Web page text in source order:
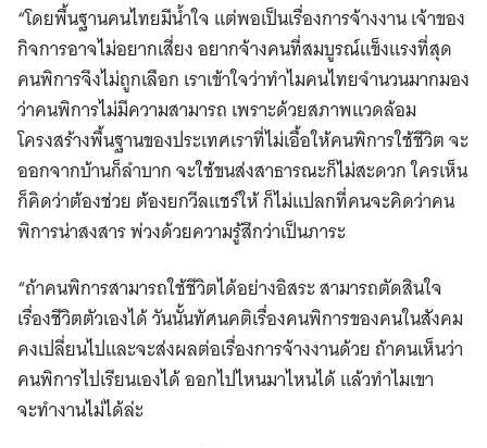
“โดยพื้นฐานคนไทยมีน้ำใจ แต่พอเป็นเรื่องการจ้างงาน เจ้าของ
กิจการอาจไม่อยากเสี่ยง อยากจ้างคนที่สมบูรณ์แข็งแรงที่สุด
คนพิการจึงไม่ถูกเลือก เราเข้าใจว่าทำไมคนไทยจำนวนมากมอง
ว่าคนพิการไม่มีความสามารถ เพราะด้วยสภาพแวดล้อม
โครงสร้างพื้นฐานของประเทศเราที่ไม่เอื้อให้คนพิการใช้ชีวิต จะ
ออกจากบ้านก็ลำบาก จะใช้ขนส่งสาธารณะก็ไม่สะดวก ใครเห็น
ก็คิดว่าต้องช่วย ต้องยกวีลแชร์ให้ ก็ไม่แปลกที่คนจะคิดว่าคน
พิการน่าสงสาร พ่วงด้วยความรู้สึกว่าเป็นภาระ
“ถ้าคนพิการสามารถใช้ชีวิตได้อย่างอิสระ สามารถตัดสินใจ
เรื่องชีวิตตัวเองได้ วันนั้นทัศนคติเรื่องคนพิการของคนในสังคม
คงเปลี่ยนไปและจะส่งผลต่อเรื่องการจ้างงานด้วย ถ้าคนเห็นว่า
คนพิการไปเรียนเองได้ ออกไปไหนมาไหนได้ แล้วทําไมเขา
จะทํางานไม่ได้ล่ะ